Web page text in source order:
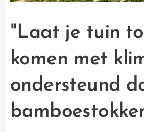
"Laat je tuin
komen met
ondersteund